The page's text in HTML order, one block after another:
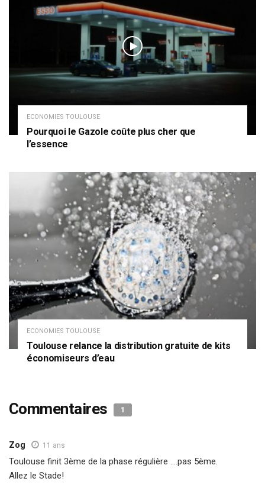
ECONOMIES TOULOUSE
Pourquoi le Gazole coûte plus cher que
l’essence
ECONOMIES TOULOUSE
Toulouse relance la distribution gratuite de kits
économiseurs d’eau
Commentaires 1
Zog 11 ans
Toulouse finit 3ème de la phase régulière ….pas 5ème.
Allez le Stade!